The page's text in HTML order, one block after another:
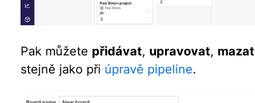
Pak můžete přidávat, upravovat, mazat
stejně jako při úpravě pipeline.